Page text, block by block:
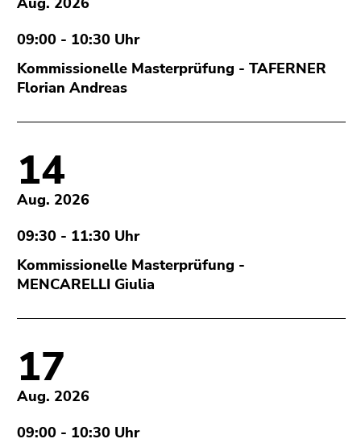
Link.
Zum
Inhalt
Zur
Positionsanzeige
(Zugriffstaste
Zur
(Zugriffstaste
3)
(Zugriffstaste
5)
Zu
den
09:00 - 10:30 Uhr
Kommissionelle Masterprüfung - TAFERNER
Florian Andreas
14
Aug. 2026
09:30 - 11:30 Uhr
Kommissionelle Masterprüfung -
MENCARELLI Giulia
17
Aug. 2026
09:00 - 10:30 Uhr